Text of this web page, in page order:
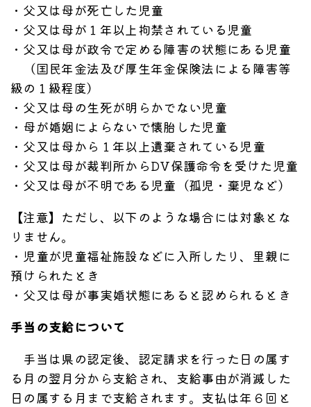
・父又は母が死亡した児童
・父又は母が１年以上拘禁されている児童
・父又は母が政令で定める障害の状態にある児童
（国民年金法及び厚生年金保険法による障害等
級の１級程度）
・父又は母の生死が明らかでない児童
・母が婚姻によらないで懐胎した児童
・父又は母から１年以上遺棄されている児童
・父又は母が裁判所からDV保護命令を受けた児童
・父又は母が不明である児童（孤児・棄児など）
【注意】ただし、以下のような場合には対象とな
りません。
・児童が児童福祉施設などに入所したり、里親に
預けられたとき
・父又は母が事実婚状態にあると認められるとき
手当の支給について
手当は県の認定後、認定請求を行った日の属す
る月の翌月分から支給され、支給事由が消滅した
日の属する月まで支給されます。支払は年６回と